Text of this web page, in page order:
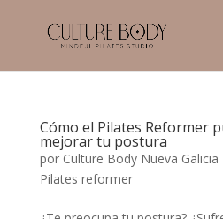
Cómo el Pilates Reformer
mejorar tu postura
por Culture Body Nueva Galicia
Pilates reformer